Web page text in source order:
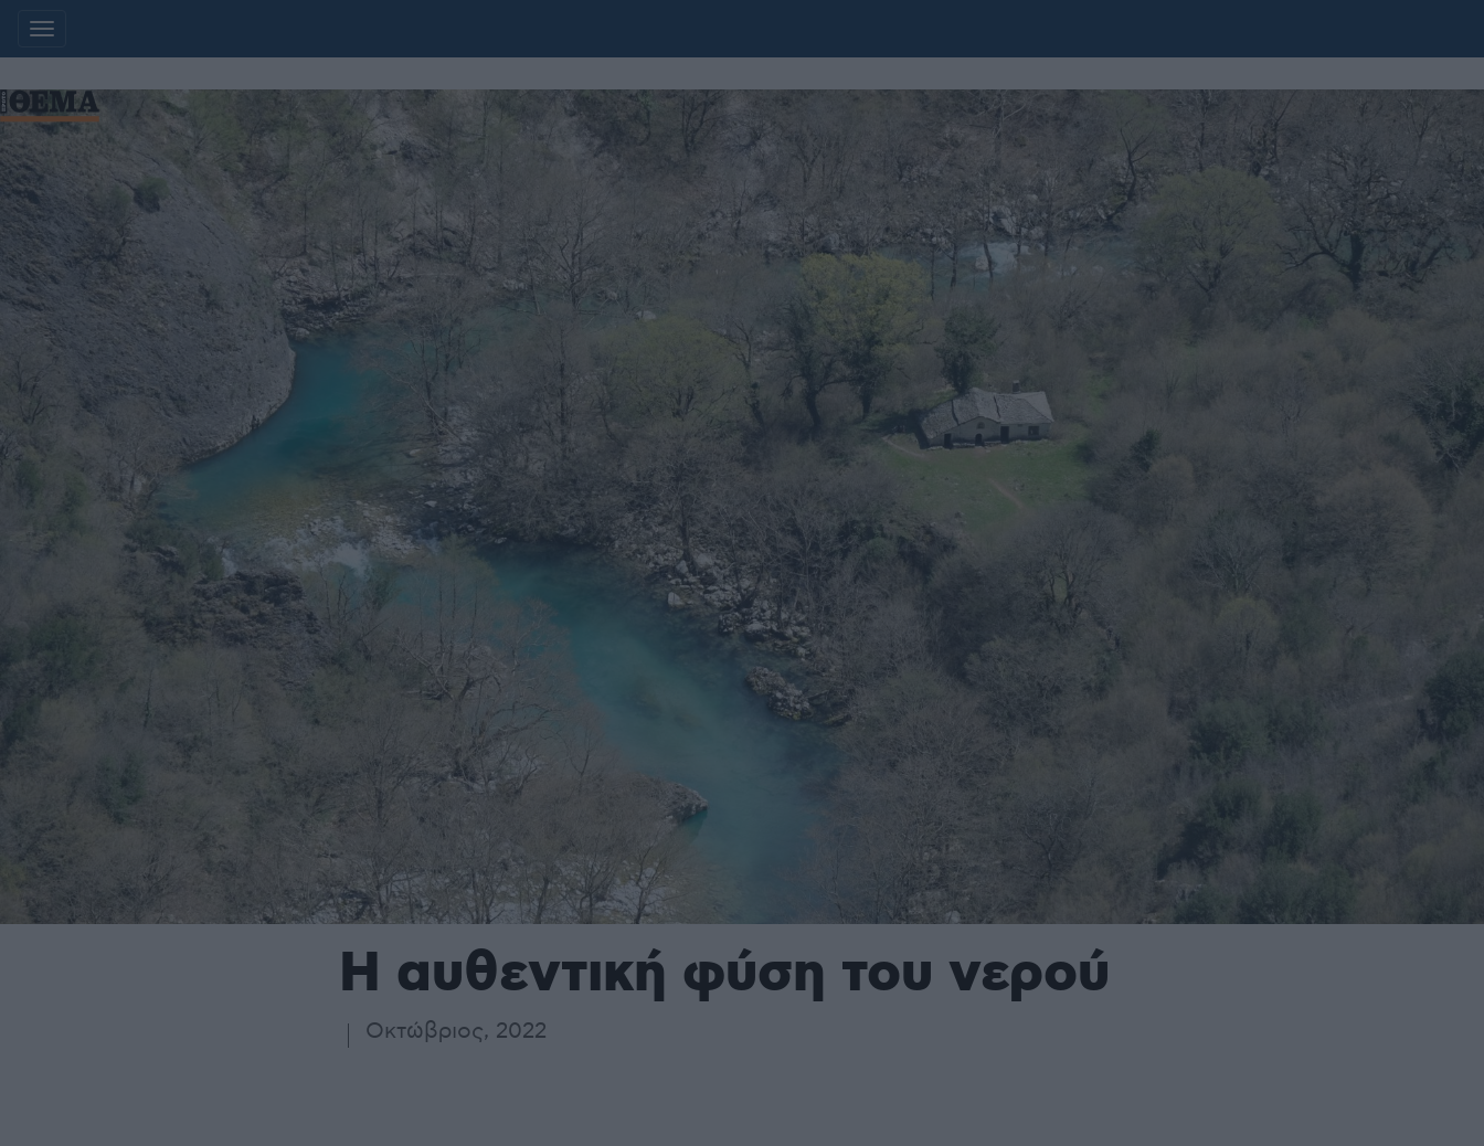
Additionally, paste this code immediately after the opening tag:
στο
περιεχόμενο
Η αυθεντική φύση του νερού
Οκτώβριος, 2022